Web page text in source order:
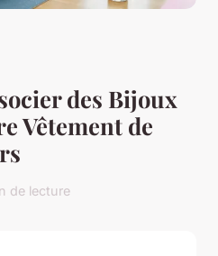
des Bijoux
Vêtement de
de lecture